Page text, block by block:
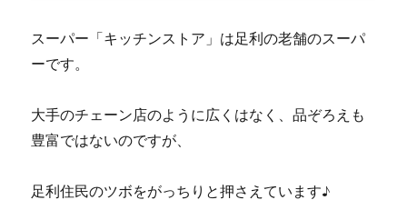
スーパー「キッチンストア」は足利の老舗のスーパ
ーです。
大手のチェーン店のように広くはなく、品ぞろえも
豊富ではないのですが、
足利住民のツボをがっちりと押さえています♪